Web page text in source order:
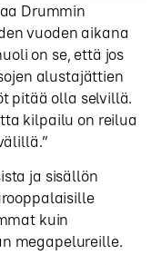
Drummin
vuoden aikana
on se, että jos
alustajättien
pitää olla selvillä.
kilpailu on reilua
ja sisällön
kuin
megapelureille.